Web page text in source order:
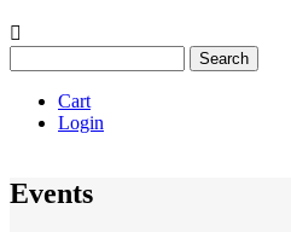
Quịck
Cart
Login
Events